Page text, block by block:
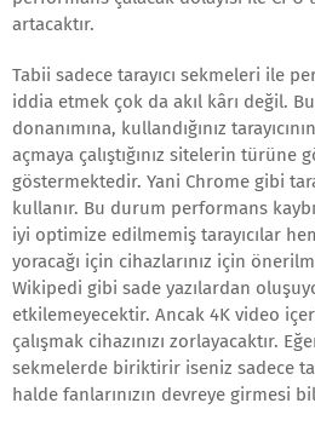
artacaktır.
Tabii sadece tarayıcı sekmeleri ile
iddia etmek çok da akıl kârı değil.
donanımına, kullandığınız
açmaya çalıştığınız sitelerin türüne
göstermektedir. Yani Chrome gibi
kullanır. Bu durum performans
iyi optimize edilmemiş tarayıcılar
yoracağı için cihazlarınız için
Wikipedi gibi sade yazılardan
etkilemeyecektir. Ancak 4K video
çalışmak cihazınızı zorlayacaktır.
sekmelerde biriktirir iseniz sadece
halde fanlarınızın devreye girmesi